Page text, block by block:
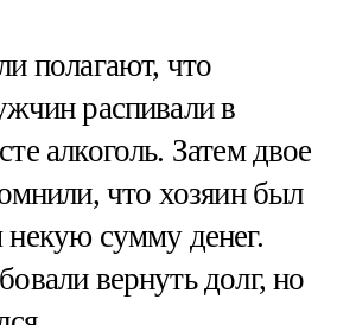
полагают, что
распивали в
алкоголь. Затем двое
что хозяин был
сумму денег.
вернуть долг, но